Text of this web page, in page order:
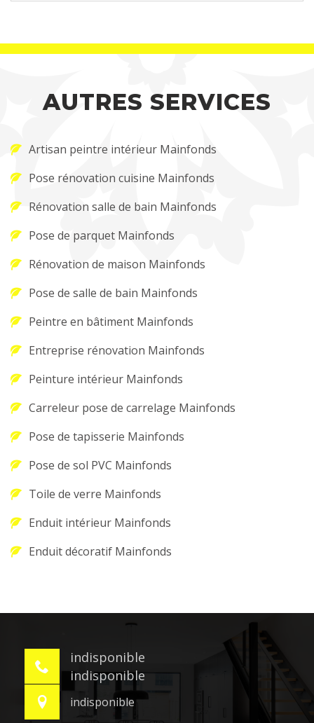
AUTRES SERVICES
Artisan peintre intérieur Mainfonds
Pose rénovation cuisine Mainfonds
Rénovation salle de bain Mainfonds
Pose de parquet Mainfonds
Rénovation de maison Mainfonds
Pose de salle de bain Mainfonds
Peintre en bâtiment Mainfonds
Entreprise rénovation Mainfonds
Peinture intérieur Mainfonds
Carreleur pose de carrelage Mainfonds
Pose de tapisserie Mainfonds
Pose de sol PVC Mainfonds
Toile de verre Mainfonds
Enduit intérieur Mainfonds
Enduit décoratif Mainfonds
indisponible
indisponible
indisponible